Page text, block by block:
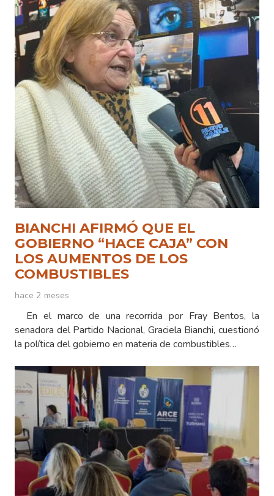
BIANCHI AFIRMÓ QUE EL
GOBIERNO “HACE CAJA” CON
LOS AUMENTOS DE LOS
COMBUSTIBLES
hace 2 meses
En el marco de una recorrida por Fray Bentos, la
senadora del Partido Nacional, Graciela Bianchi, cuestionó
la política del gobierno en materia de combustibles…